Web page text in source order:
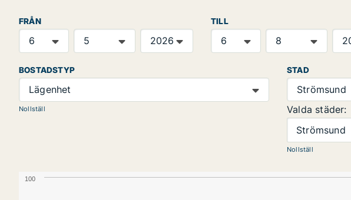
FRÅN TILL
BOSTADSTYP
Lägenhet
Nollställ
STAD
Strömsund
Valda städer:
Strömsund
Nollställ
100